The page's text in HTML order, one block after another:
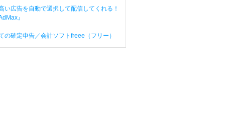
い広告を自動で選択して配信してくれる！
』
の確定申告／会計ソフトfreee（フリー）